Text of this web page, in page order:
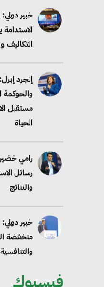
خبير
التكاليف
إنجرد
والحوكمة
مستقبل
الحياة
رامي
رسائل
والنتائج
خبير
منخفضة
والتنافسية
فيسبوك